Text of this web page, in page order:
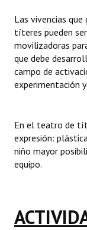
Las vivencias
títeres pueden
movilizadoras
que debe
campo de
experimentación
En el teatro de
expresión:
niño mayor
equipo.